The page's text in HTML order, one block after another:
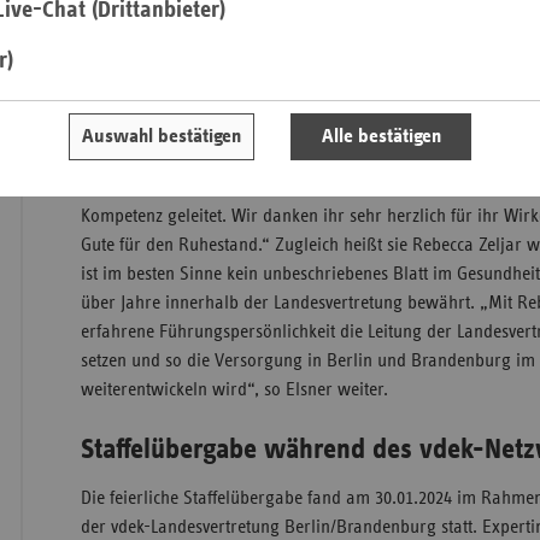
Chat (Drittanbieter)
Auswahl bestätigen Alle bestätigen
nur gemeinsam gestalten.“
Die vdek-Vorstandsvorsitzende, Ulrike Elsner, würdigt
Kompetenz geleitet. Wir danken ihr sehr herzlich für ihr
Gute für den Ruhestand.“ Zugleich heißt sie Rebecca Zeljar
ist im besten Sinne kein unbeschriebenes Blatt im
über Jahre innerhalb der Landesvertretung bewährt. „Mit
erfahrene Führungspersönlichkeit die Leitung der
setzen und so die Versorgung in Berlin und Brandenburg im
weiterentwickeln wird“, so Elsner weiter.
Staffelübergabe während des vdek-
Die feierliche Staffelübergabe fand am 30.01.2024 im
der vdek-Landesvertretung Berlin/Brandenburg statt.